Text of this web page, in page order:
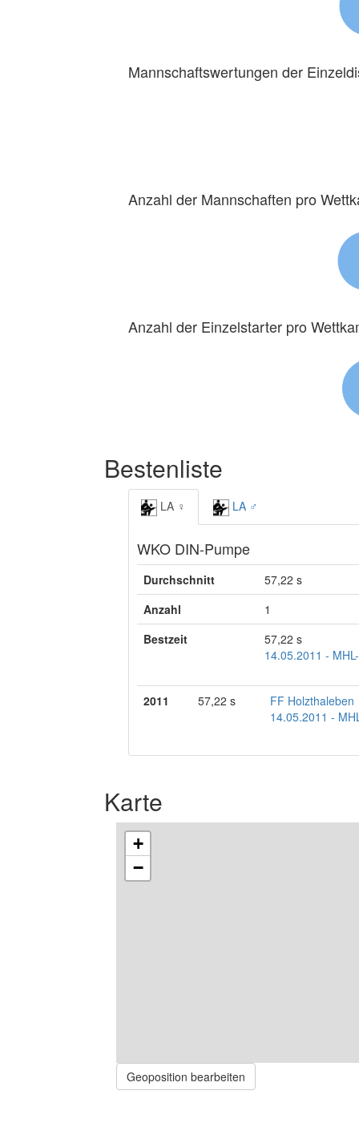
Mannschaftswertungen der
Anzahl der Mannschaften pro
Anzahl der Einzelstarter pro
Bestenliste
LA ♀ LA ♂
WKO DIN-Pumpe
Durchschnitt
57,22 s
Anzahl
1
Bestzeit
57,22 s
14.05.2011 -
2011 57,22 s
FF Holzthaleben
14.05.2011 -
Karte
+
−
Geoposition bearbeiten